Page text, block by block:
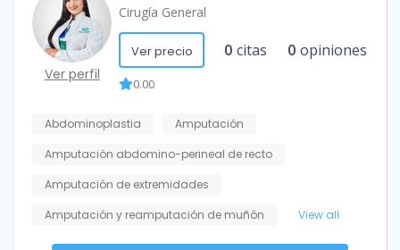
Ver perfil
Cirugía General
Ver precio 0 citas 0 opiniones
0.00
Abdominoplastia
Amputación
Amputación abdomino-perineal de recto
Amputación de extremidades
Amputación y reamputación de muñón
View all